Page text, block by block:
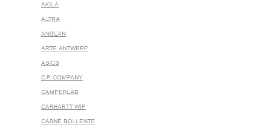
AKILA
ALTRA
ANGLAN
ARTE ANTWERP
ASICS
C.P. COMPANY
CAMPERLAB
CARHARTT WIP
CARNE BOLLENTE